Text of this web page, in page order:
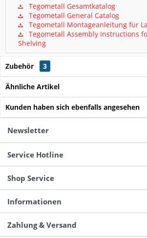
Tegometall Gesamtkatalog
Tegometall General Catalog
Tegometall Montageanleitung für
Tegometall Assembly Instructions
Shelving
Zubehör 3
Ähnliche Artikel
Kunden haben sich ebenfalls angesehen
Newsletter
Service Hotline
Shop Service
Informationen
Zahlung & Versand